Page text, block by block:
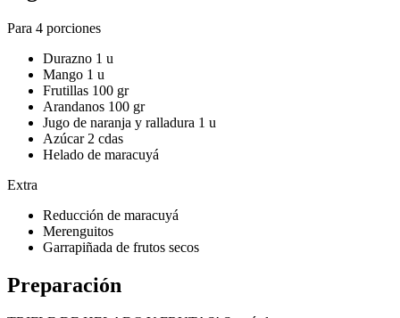
Para 4 porciones
Durazno 1 u
Mango 1 u
Frutillas 100 gr
Arandanos 100 gr
Jugo de naranja y ralladura 1 u
Azúcar 2 cdas
Helado de maracuyá
Extra
Reducción de maracuyá
Merenguitos
Garrapiñada de frutos secos
Preparación